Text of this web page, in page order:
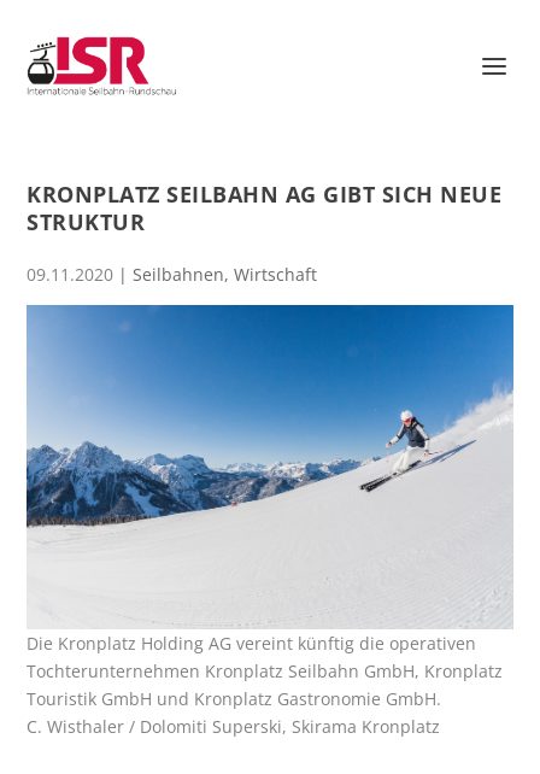
KRONPLATZ SEILBAHN AG GIBT SICH NEUE
STRUKTUR
09.11.2020 |Seilbahnen,Wirtschaft
Die Kronplatz Holding AG vereint künftig die operativen
Tochterunternehmen Kronplatz Seilbahn GmbH, Kronplatz
Touristik GmbH und Kronplatz Gastronomie GmbH.
C. Wisthaler / Dolomiti Superski, Skirama Kronplatz